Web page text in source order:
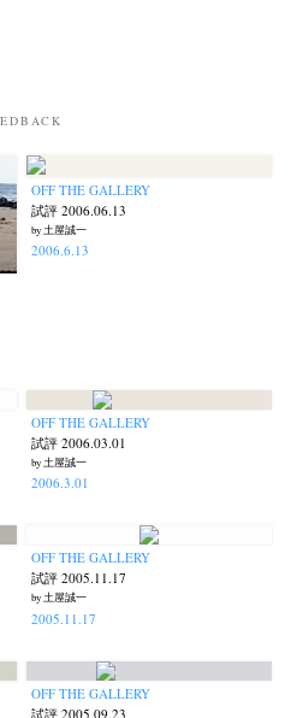
OFF THE GALLERY
試評 2006.06.13
by 土屋誠一
2006.6.13
OFF THE GALLERY
試評 2006.03.01
by 土屋誠一
2006.3.01
OFF THE GALLERY
試評 2005.11.17
by 土屋誠一
2005.11.17
OFF THE GALLERY
試評 2005.09.23